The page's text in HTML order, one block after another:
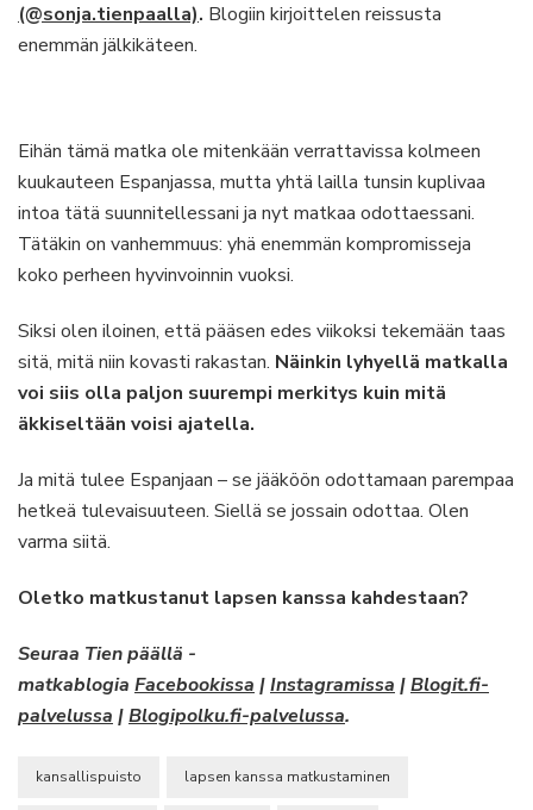
(@sonja.tienpaalla). Blogiin kirjoittelen reissusta
enemmän jälkikäteen.
Eihän tämä matka ole mitenkään verrattavissa kolmeen
kuukauteen Espanjassa, mutta yhtä lailla tunsin kuplivaa
intoa tätä suunnitellessani ja nyt matkaa odottaessani.
Tätäkin on vanhemmuus: yhä enemmän kompromisseja
koko perheen hyvinvoinnin vuoksi.
Siksi olen iloinen, että pääsen edes viikoksi tekemään taas
sitä, mitä niin kovasti rakastan. Näinkin lyhyellä matkalla
voi siis olla paljon suurempi merkitys kuin mitä
äkkiseltään voisi ajatella.
Ja mitä tulee Espanjaan – se jääköön odottamaan parempaa
hetkeä tulevaisuuteen. Siellä se jossain odottaa. Olen
varma siitä.
Oletko matkustanut lapsen kanssa kahdestaan?
Seuraa Tien päällä -
matkablogia Facebookissa |Instagramissa |Blogit.fi-
palvelussa |Blogipolku.fi-palvelussa.
kansallispuisto lapsen kanssa matkustaminen